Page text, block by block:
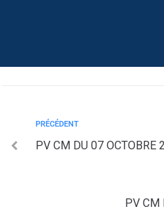
PRÉCÉDENT
PV CM DU 07 OCTOBRE
PV CM